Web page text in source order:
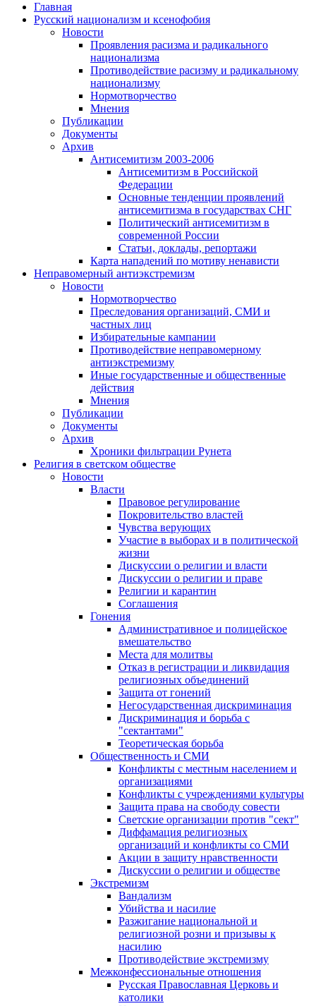
Главная
Русский национализм и ксенофобия
Новости
Проявления расизма и радикального
национализма
Противодействие расизму и радикальному
национализму
Нормотворчество
Мнения
Публикации
Документы
Архив
Антисемитизм 2003-2006
Антисемитизм в Российской
Федерации
Основные тенденции проявлений
антисемитизма в государствах СНГ
Политический антисемитизм в
современной России
Статьи, доклады, репортажи
Карта нападений по мотиву ненависти
Неправомерный антиэкстремизм
Новости
Нормотворчество
Преследования организаций, СМИ и
частных лиц
Избирательные кампании
Противодействие неправомерному
антиэкстремизму
Иные государственные и общественные
действия
Мнения
Публикации
Документы
Архив
Хроники фильтрации Рунета
Религия в светском обществе
Новости
Власти
Правовое регулирование
Покровительство властей
Чувства верующих
Участие в выборах и в политической
жизни
Дискуссии о религии и власти
Дискуссии о религии и праве
Религии и карантин
Соглашения
Гонения
Административное и полицейское
вмешательство
Места для молитвы
Отказ в регистрации и ликвидация
религиозных объединений
Защита от гонений
Негосударственная дискриминация
Дискриминация и борьба с
"сектантами"
Теоретическая борьба
Общественность и СМИ
Конфликты с местным населением и
организациями
Конфликты с учреждениями культуры
Защита права на свободу совести
Светские организации против "сект"
Диффамация религиозных
организаций и конфликты со СМИ
Акции в защиту нравственности
Дискуссии о религии и обществе
Экстремизм
Вандализм
Убийства и насилие
Разжигание национальной и
религиозной розни и призывы к
насилию
Противодействие экстремизму
Межконфессиональные отношения
Русская Православная Церковь и
католики